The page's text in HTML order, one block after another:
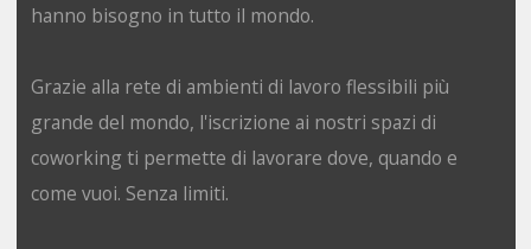
hanno bisogno in tutto il mondo.
Grazie alla rete di ambienti di lavoro flessibili più
grande del mondo, l'iscrizione ai nostri spazi di
coworking ti permette di lavorare dove, quando e
come vuoi. Senza limiti.